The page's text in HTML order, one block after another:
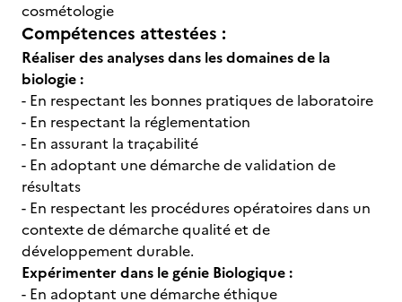
cosmétologie
Compétences attestées :
Réaliser des analyses dans les domaines de la
biologie :
- En respectant les bonnes pratiques de laboratoire
- En respectant la réglementation
- En assurant la traçabilité
- En adoptant une démarche de validation de
résultats
- En respectant les procédures opératoires dans un
contexte de démarche qualité et de
développement durable.
Expérimenter dans le génie Biologique :
- En adoptant une démarche éthique